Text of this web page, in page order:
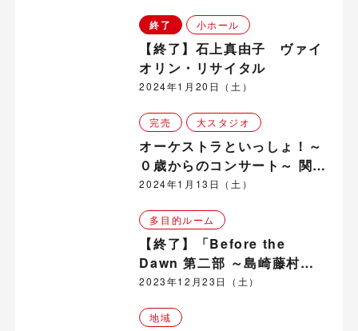
ける鼎と藤村の親交を探
る〜】
終了 小ホール
【終了】石上真由子 ヴァイ
オリン・リサイタル
2024年1月20日（土）
完売 大スタジオ
オーケストラといっしょ！～
０歳からのコンサート～ 関連
企画 群響メンバーによる「親
2024年1月13日（土）
多目的ルーム
【終了】「Before the
Dawn 第二部 ～島崎藤村
「夜明け前」を巡る旅～」関
「夜明け前」の楽しみ方】
2023年12月23日（土）
地域